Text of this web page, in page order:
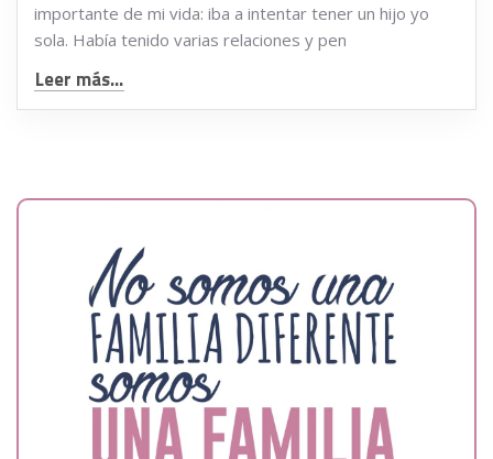
importante de mi vida: iba a intentar tener un hijo yo
sola. Había tenido varias relaciones y pen
Leer más...